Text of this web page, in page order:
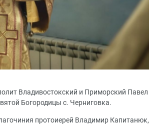
Владивостокский и Приморский Павел
Богородицы с. Черниговка.
протоиерей Владимир Капитанюк,